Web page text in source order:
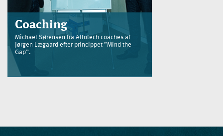
Coaching
Michael Sørensen fra Alfotech coaches af
Jørgen Lægaard efter princippet ”Mind the
Gap”.